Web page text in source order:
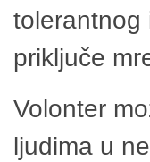
tolerantnog
priključe
Volonter
ljudima u